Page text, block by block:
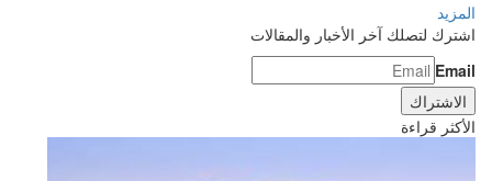
المزيد
اشترك لتصلك آخر الأخبار والمقالات
Email
الأكثر قراءة